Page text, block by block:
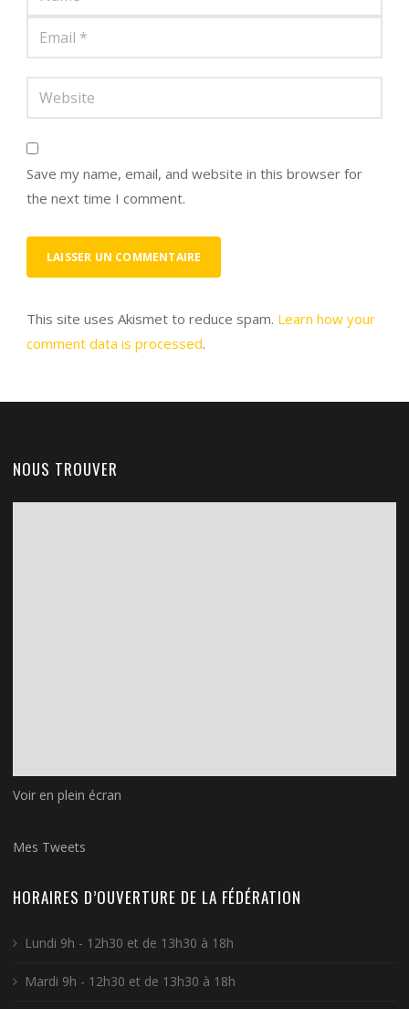
Save my name, email, and website in this browser for
the next time I comment.
This site uses Akismet to reduce spam. Learn how your
comment data is processed.
NOUS TROUVER
Voir en plein écran
Mes Tweets
HORAIRES D’OUVERTURE DE LA FÉDÉRATION
Lundi 9h - 12h30 et de 13h30 à 18h
Mardi 9h - 12h30 et de 13h30 à 18h